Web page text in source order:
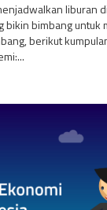
liburan
bikin bimbang untuk
berikut